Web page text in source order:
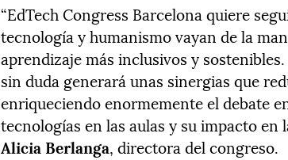
“EdTech Congress Barcelona quiere
tecnología y humanismo vayan de la
aprendizaje más inclusivos y
sin duda generará unas sinergias que
enriqueciendo enormemente el debate
tecnologías en las aulas y su impacto en
Alicia Berlanga, directora del congreso.